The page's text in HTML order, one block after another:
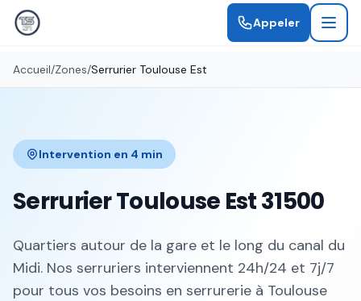
Appeler
Accueil/Zones/Serrurier Toulouse Est
Intervention en 4 min
SerrurierToulouse Est31500
Quartiers autour de la gare et le long du canal du
Midi. Nos serruriers interviennent 24h/24 et 7j/7
pour tous vos besoins en serrurerie à Toulouse